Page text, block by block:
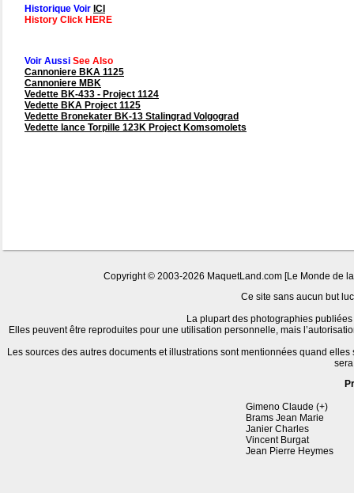
Historique Voir ICI
History Click HERE
Voir Aussi See Also
Cannoniere BKA 1125
Cannoniere MBK
Vedette BK-433 - Project 1124
Vedette BKA Project 1125
Vedette Bronekater BK-13 Stalingrad Volgograd
Vedette lance Torpille 123K Project Komsomolets
Copyright © 2003-2026 MaquetLand.com [Le Monde de
Ce site sans aucun but
La plupart des photographies
Elles peuvent être reproduites pour une utilisation personnelle, mais
Les sources des autres documents et illustrations sont mentionnées quand
Gimeno Claude (+)
Brams Jean Marie
Janier Charles
Vincent Burgat
Jean Pierre Heymes